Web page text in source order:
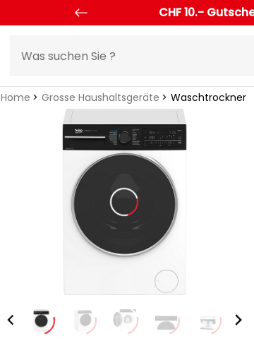
CHF 10.-
Home Grosse Haushaltsgeräte Waschtrockner